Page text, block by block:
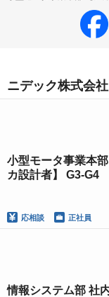
ニデック株式会
小型モータ事業本
カ設計者】 G3-G4
応相談 正社員
情報システム部 社